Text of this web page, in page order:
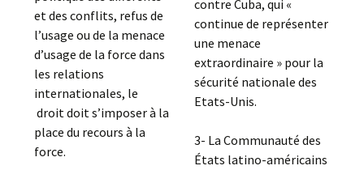
et des conflits, refus de
l’usage ou de la menace
d’usage de la force dans
les relations
internationales, le
droit doit s’imposer à la
place du recours à la
force.
contre Cuba, qui «
continue de représenter
une menace
extraordinaire » pour la
sécurité nationale des
Etats-Unis.
3- La Communauté des
États latino-américains